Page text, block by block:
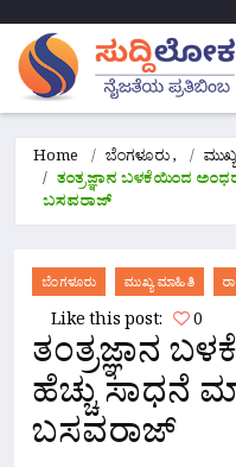
Home ಬೆಂಗಳೂರು,
ತಂತ್ರಜ್ಞಾನ ಬಳಕೆಯಿಂದ
ಬಸವರಾಜ್
ಬೆಂಗಳೂರು ಮುಖ್ಯ ಮಾಹಿತಿ
Like this post: 0
ತಂತ್ರಜ್ಞಾನ
ಹೆಚ್ಚು ಸಾಧನೆ
ಬಸವರಾಜ್